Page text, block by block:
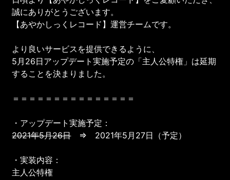
誠にありがとうございます。
【あやかしっくレコード】運営チームです。
より良いサービスを提供できるように、
5月26日アップデート実施予定の「主人公特権」は延期
することを決まりました。
＝＝＝＝＝＝＝＝＝＝＝＝＝＝＝
・アップデート実施予定：
2021年5月26日⇒ 2021年5月27日（予定）
・実装内容：
主人公特権